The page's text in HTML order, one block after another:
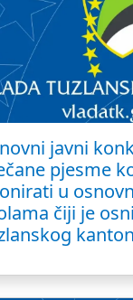
javni
pjesme
u
čiji je